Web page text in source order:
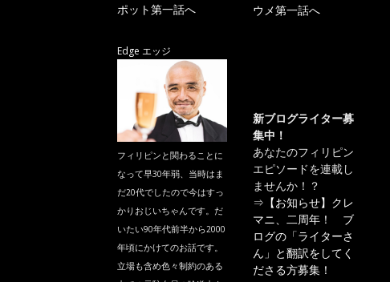
ポット第一話へ ウメ第一話へ
Edge エッジ
フィリピンと関わることに
なって早30年弱、当時はま
だ20代でしたので今はすっ
かりおじいちゃんです。だ
いたい90年代前半から2000
年頃にかけてのお話です。
立場も含め色々制約のある
新ブログライター募
集中！
あなたのフィリピン
エピソードを連載し
ませんか！？
⇒ 【お知らせ】クレ
マニ、二周年！ ブ
ログの「ライターさ
ん」と翻訳をしてく
ださる方募集！